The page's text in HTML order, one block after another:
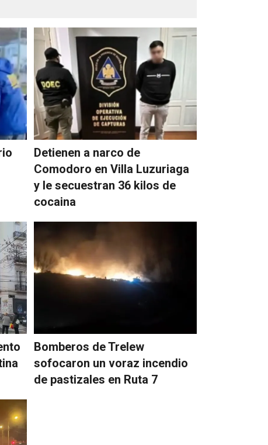
Detienen a narco de
Comodoro en Villa Luzuriaga
y le secuestran 36 kilos de
cocaina
Bomberos de Trelew
sofocaron un voraz incendio
de pastizales en Ruta 7